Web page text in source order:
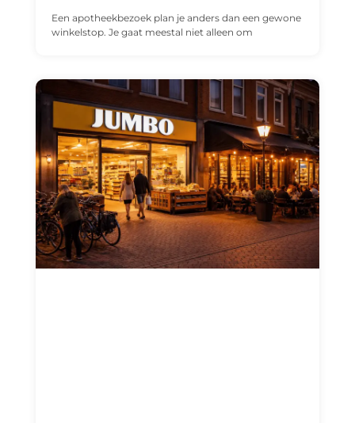
Een apotheekbezoek plan je anders dan een gewone
winkelstop. Je gaat meestal niet alleen om